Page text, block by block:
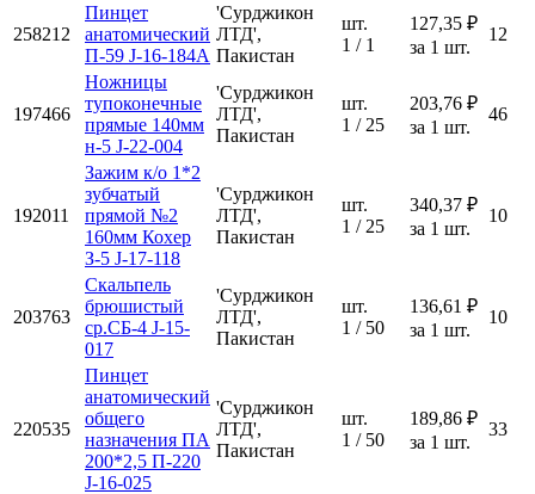
258212
Пинцет
анатомический
П-59 J-16-184А
'Сурджикон
ЛТД',
Пакистан
шт.
1 / 1
127,35 ₽
за 1 шт.
12
197466
Ножницы
тупоконечные
прямые 140мм
н-5 J-22-004
'Сурджикон
ЛТД',
Пакистан
шт.
1 / 25
203,76 ₽
за 1 шт.
46
192011
Зажим к/о 1*2
зубчатый
прямой №2
160мм Кохер
З-5 J-17-118
'Сурджикон
ЛТД',
Пакистан
шт.
1 / 25
340,37 ₽
за 1 шт.
10
203763
Скальпель
брюшистый
ср.СБ-4 J-15-
017
'Сурджикон
ЛТД',
Пакистан
шт.
1 / 50
136,61 ₽
за 1 шт.
10
220535
Пинцет
анатомический
общего
назначения ПА
200*2,5 П-220
J-16-025
'Сурджикон
ЛТД',
Пакистан
шт.
1 / 50
189,86 ₽
за 1 шт.
33